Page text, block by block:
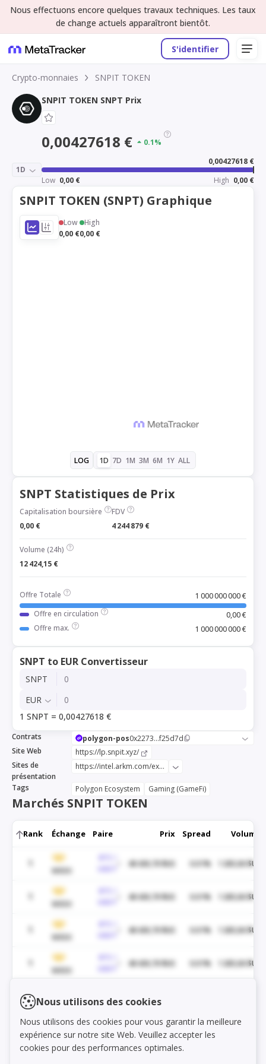
Nous effectuons encore quelques travaux techniques. Les taux
de change actuels apparaîtront bientôt.
S'identifier
Nous utilisons des cookies
Nous utilisons des cookies pour vous garantir la meilleure
expérience sur notre site Web. Veuillez accepter les
cookies pour des performances optimales.
Crypto-monnaies
SNPIT TOKEN
SNPIT TOKEN SNPT Prix
0,00427618 € 0.1%
1D
0,00427618 €
Low 0,00 € High 0,00 €
SNPIT TOKEN (SNPT) Graphique
Low
0,00 €
High
0,00 €
LOG 1D 7D 1M 3M 6M 1Y ALL
SNPT Statistiques de Prix
Capitalisation boursière
0,00 €
FDV
4 244 879 €
Volume (24h)
12 424,15 €
Offre Totale
1 000 000 000 €
Offre en circulation
0,00 €
Offre max.
1 000 000 000 €
SNPT to EUR Convertisseur
SNPT
EUR
1 SNPT = 0,00427618 €
Contrats polygon-pos0x2273...f25d7d
Site Web
https://lp.snpit.xyz/
Sites de
présentation
https://intel.arkm.com/explorer/token/snpit-token
Tags Polygon Ecosystem Gaming (GameFi)
Marchés SNPIT TOKEN
Rank Échange Paire Prix Spread Volume
WEEX
48 430,70 $US 0.01% 1 285,06 $US
WEEX
48 430,70 $US 0.01% 1 285,06 $US
WEEX
48 430,70 $US 0.01% 1 285,06 $US
WEEX
48 430,70 $US 0.01% 1 285,06 $US
1
WEEX
USDT
48 430,70 $US
WEEX
BTC /
USDT
48 430,70 $US 0.01%
Load markets